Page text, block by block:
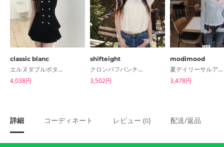
classic blanc
エルヌダブルボタンカラー夏半袖ナポレオンジャケットシャツブラウス
4,038円
shifteight
クロンパフパンチング半袖ブラウス
3,502円
modimood
夏デイリーサルアンタカーディガン
3,478円
詳細 コーディネート レビュー (0) 配送/返品